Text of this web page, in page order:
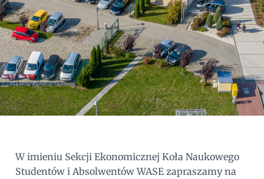
W imieniu Sekcji Ekonomicznej Koła Naukowego
Studentów i Absolwentów WASE zapraszamy na